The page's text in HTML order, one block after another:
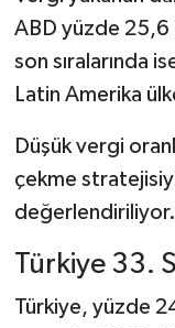
ABD yüzde 25,6
son sıralarında
Latin Amerika
Düşük vergi
çekme
değerlendiriliyor.
Türkiye 33.
Türkiye, yüzde
Dünya
Yerel
Haber Arşivi